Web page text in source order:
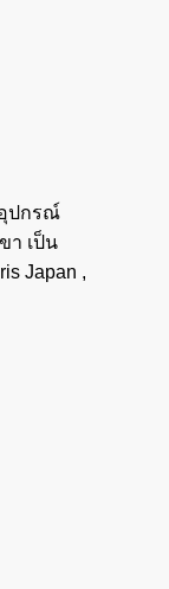
ปกรณ์
า เป็น
Japan ,